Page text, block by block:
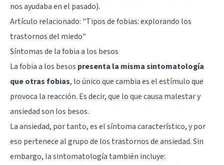
nos ayudaba en el pasado).
Artículo relacionado: "Tipos de fobias: explorando los
trastornos del miedo"
Síntomas de la fobia a los besos
La fobia a los besos presenta la misma sintomatología
que otras fobias, lo único que cambia es el estímulo que
provoca la reacción. Es decir, que lo que causa malestar y
ansiedad son los besos.
La ansiedad, por tanto, es el síntoma característico, y por
eso pertenece al grupo de los trastornos de ansiedad. Sin
embargo, la sintomatología también incluye: